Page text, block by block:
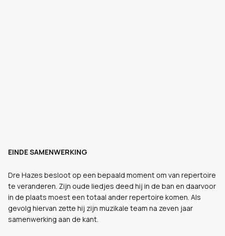
EINDE SAMENWERKING
Dre Hazes besloot op een bepaald moment om van repertoire
te veranderen. Zijn oude liedjes deed hij in de ban en daarvoor
in de plaats moest een totaal ander repertoire komen. Als
gevolg hiervan zette hij zijn muzikale team na zeven jaar
samenwerking aan de kant.